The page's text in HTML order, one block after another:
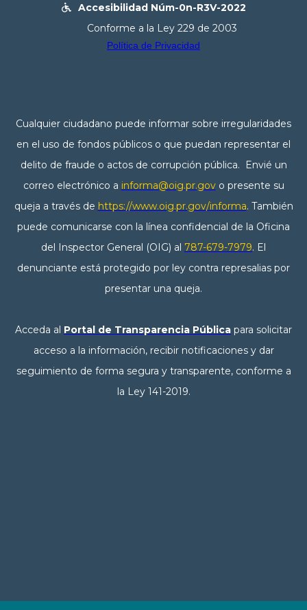

Accesibilidad Núm-0n-R3V-2022
Conforme a la Ley 229 de 2003
Política de Privacidad
Cualquier ciudadano puede informar sobre irregularidades
en el uso de fondos públicos o que puedan representar el
delito de fraude o actos de corrupción pública. Envié un
correo electrónico a informa@oig.pr.govo presente su
queja a través de https://www.oig.pr.gov/informa. También
puede comunicarse con la línea confidencial de la Oficina
del Inspector General (OIG) al 787-679-7979. El
denunciante está protegido por ley contra represalias por
presentar una queja.
Acceda al Portal de Transparencia Pública para solicitar
acceso a la información, recibir notificaciones y dar
seguimiento de forma segura y transparente, conforme a
la Ley 141-2019.